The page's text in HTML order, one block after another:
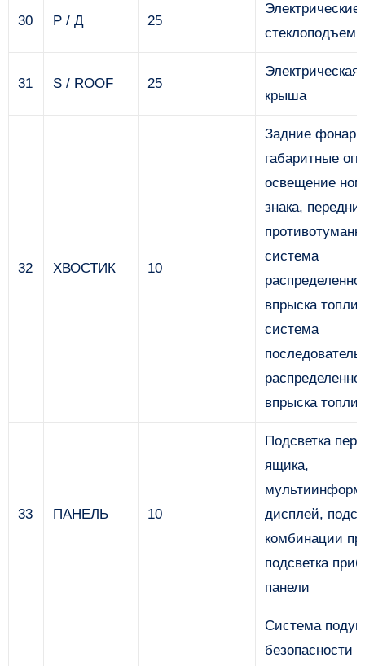
30 Р / Д 25
Электрические
31 S / ROOF 25
Электрическая
крыша
32 ХВОСТИК 10
Задние
габаритные
освещение
знака,
система
впрыска
система
впрыска
33 ПАНЕЛЬ 10
Подсветка
ящика,
дисплей,
комбинации
подсветка
панели
Система
безопасности